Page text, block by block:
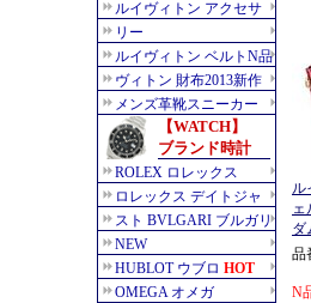
ル
ェ
ダ
品
N